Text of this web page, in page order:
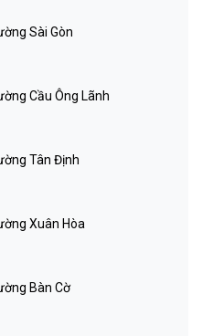
Sài Gòn
Cầu Ông Lãnh
Tân Định
Xuân Hòa
Bàn Cờ